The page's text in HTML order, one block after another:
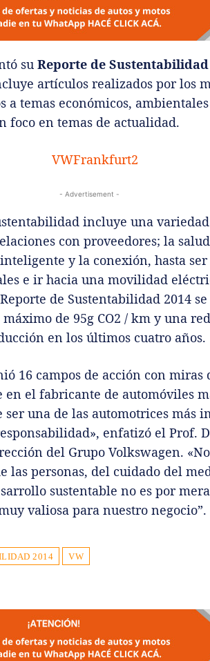
su Reporte de Sustentabilidad
artículos realizados por los
temas económicos,
foco en temas de actualidad.
- Advertisement -
incluye una
con proveedores; la
y la conexión, hasta
e ir hacia una movilidad
de Sustentabilidad 2014
de 95g CO2 / km y una
en los últimos cuatro años.
16 campos de acción con miras
el fabricante de automóviles
ser una de las automotrices más
enfatizó el Prof.
del Grupo Volkswagen.
las personas, del cuidado del
sustentable no es por
valiosa para nuestro negocio”.
2014 VW